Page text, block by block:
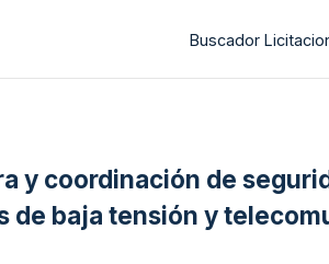
Buscador
y coordinación de
baja tensión y